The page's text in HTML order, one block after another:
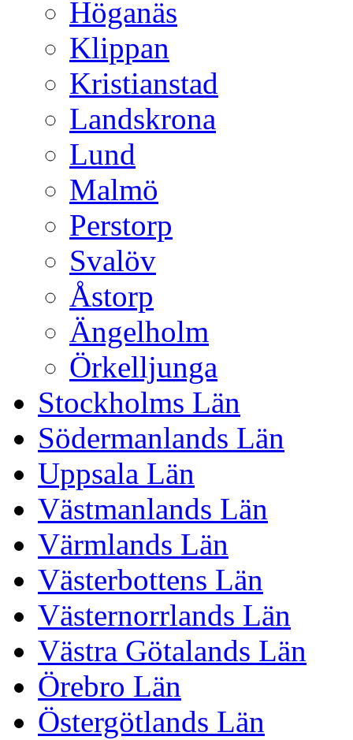
Höganäs
Klippan
Kristianstad
Landskrona
Lund
Malmö
Perstorp
Svalöv
Åstorp
Ängelholm
Örkelljunga
Stockholms Län
Södermanlands Län
Uppsala Län
Västmanlands Län
Värmlands Län
Västerbottens Län
Västernorrlands Län
Västra Götalands Län
Örebro Län
Östergötlands Län